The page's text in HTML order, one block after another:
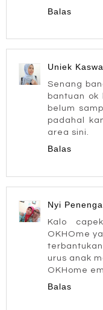
Balas
Uniek
Senang
bantuan ok
belum
padahal
area sini.
Balas
Nyi
Kalo
OKHOme
urus anak
OKHome
Balas